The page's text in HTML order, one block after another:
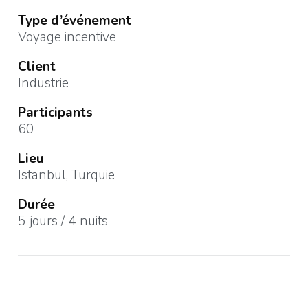
Type d’événement
Voyage incentive
Client
Industrie
Participants
60
Lieu
Istanbul, Turquie
Durée
5 jours / 4 nuits